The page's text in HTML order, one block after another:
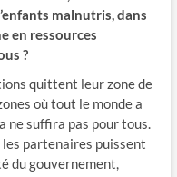
malnutris, dans
en ressources
?
quittent leur zone de
où tout le monde a
ne suffira pas pour tous.
les partenaires puissent
du gouvernement,